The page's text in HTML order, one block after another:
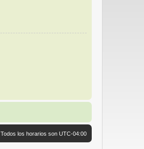
Todos los horarios son UTC-04:00